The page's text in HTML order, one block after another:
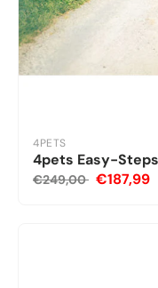
4PETS
4pets Easy-
€249,00 €187,99